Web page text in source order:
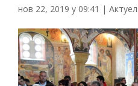
нов 22, 2019 у 09:41 |